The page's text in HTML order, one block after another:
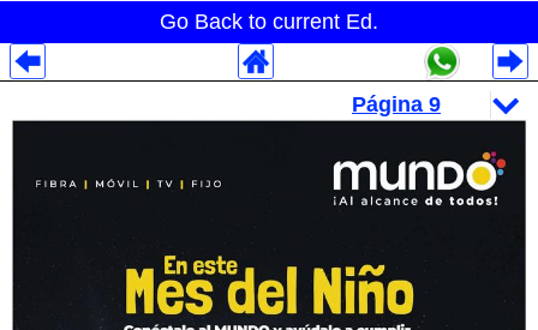
Go Back to current Ed.
Despliegues Analytics
Despliegues por Rubros